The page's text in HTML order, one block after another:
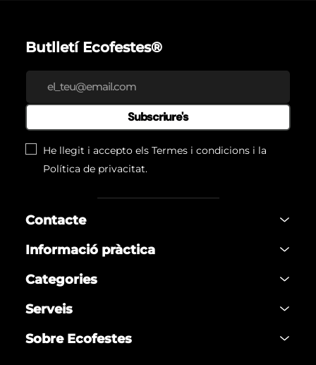
Butlletí Ecofestes®
Subscriure's
He llegit i accepto els Termes i condicions i la
Política de privacitat.
Contacte
Informació pràctica
Categories
Serveis
Sobre Ecofestes